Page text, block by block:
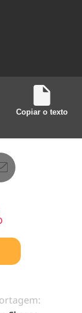
Copiar o texto